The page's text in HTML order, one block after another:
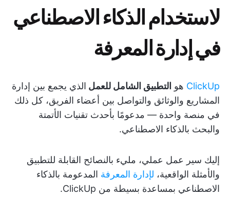
لاستخدام الذكاء الاصطناعي
في إدارة المعرفة
ClickUp هو التطبيق الشامل للعمل الذي يجمع بين إدارة
المشاريع والوثائق والتواصل بين أعضاء الفريق، كل ذلك
في منصة واحدة — مدعومًا بأحدث تقنيات الأتمتة
والبحث بالذكاء الاصطناعي.
إليك سير عمل عملي، مليء بالنصائح القابلة للتطبيق
والأمثلة الواقعية، لإدارة المعرفة المدعومة بالذكاء
الاصطناعي بمساعدة بسيطة من ClickUp.